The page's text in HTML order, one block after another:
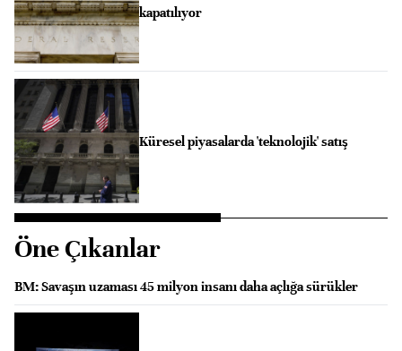
kapatılıyor
Küresel piyasalarda 'teknolojik' satış
Öne Çıkanlar
BM: Savaşın uzaması 45 milyon insanı daha açlığa sürükler